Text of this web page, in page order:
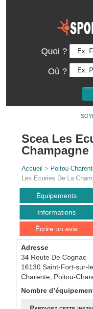
Quoi ?
Où ?
Scea Les
Champagne
Accueil > Poitou-
Les Ecuries De La
Équipements
Informations
Écrire un avis
Adresse
34 Route De Cognac
16130 Saint-Fort-sur-
Charente, Poitou-
Nombre